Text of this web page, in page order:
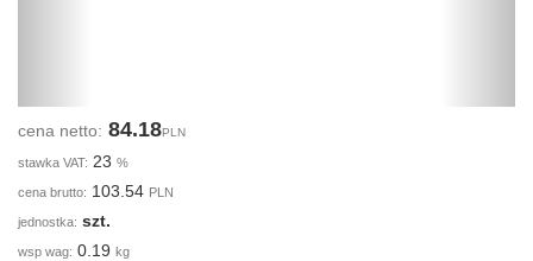
cena netto: 84.18PLN
stawka VAT: 23 %
cena brutto: 103.54 PLN
jednostka: szt.
wsp wag: 0.19 kg